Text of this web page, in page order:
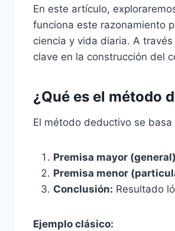
En este artículo,
funciona este razonamiento
ciencia y vida diaria. A
clave en la construcción del
¿Qué es el método
El método deductivo se
Premisa mayor
Premisa menor
Conclusión: Resultado
Ejemplo clásico: